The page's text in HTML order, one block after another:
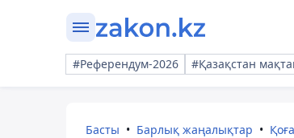
#Референдум-2026 #Қазақстан
Басты Барлық жаңалықтар